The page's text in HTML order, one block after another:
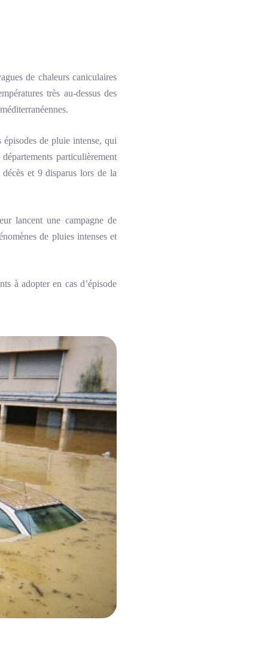
de chaleurs caniculaires
très au-dessus des
de pluie intense, qui
particulièrement
et 9 disparus lors de la
lancent une campagne de
de pluies intenses et
à adopter en cas d’épisode